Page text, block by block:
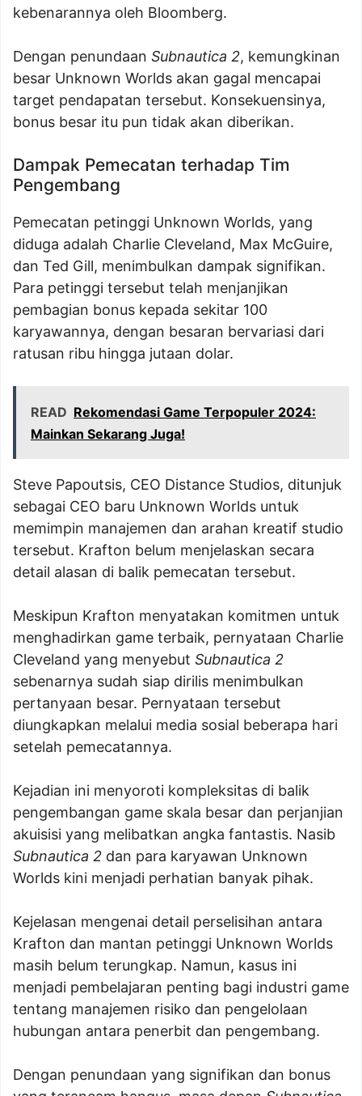
kebenarannya oleh Bloomberg.
Dengan penundaan Subnautica 2, kemungkinan
besar Unknown Worlds akan gagal mencapai
target pendapatan tersebut. Konsekuensinya,
bonus besar itu pun tidak akan diberikan.
Dampak Pemecatan terhadap Tim
Pengembang
Pemecatan petinggi Unknown Worlds, yang
diduga adalah Charlie Cleveland, Max McGuire,
dan Ted Gill, menimbulkan dampak signifikan.
Para petinggi tersebut telah menjanjikan
pembagian bonus kepada sekitar 100
karyawannya, dengan besaran bervariasi dari
ratusan ribu hingga jutaan dolar.
READ Rekomendasi Game Terpopuler 2024:
Mainkan Sekarang Juga!
Steve Papoutsis, CEO Distance Studios, ditunjuk
sebagai CEO baru Unknown Worlds untuk
memimpin manajemen dan arahan kreatif studio
tersebut. Krafton belum menjelaskan secara
detail alasan di balik pemecatan tersebut.
Meskipun Krafton menyatakan komitmen untuk
menghadirkan game terbaik, pernyataan Charlie
Cleveland yang menyebut Subnautica 2
sebenarnya sudah siap dirilis menimbulkan
pertanyaan besar. Pernyataan tersebut
diungkapkan melalui media sosial beberapa hari
setelah pemecatannya.
Kejadian ini menyoroti kompleksitas di balik
pengembangan game skala besar dan perjanjian
akuisisi yang melibatkan angka fantastis. Nasib
Subnautica 2 dan para karyawan Unknown
Worlds kini menjadi perhatian banyak pihak.
Kejelasan mengenai detail perselisihan antara
Krafton dan mantan petinggi Unknown Worlds
masih belum terungkap. Namun, kasus ini
menjadi pembelajaran penting bagi industri game
tentang manajemen risiko dan pengelolaan
hubungan antara penerbit dan pengembang.
Dengan penundaan yang signifikan dan bonus